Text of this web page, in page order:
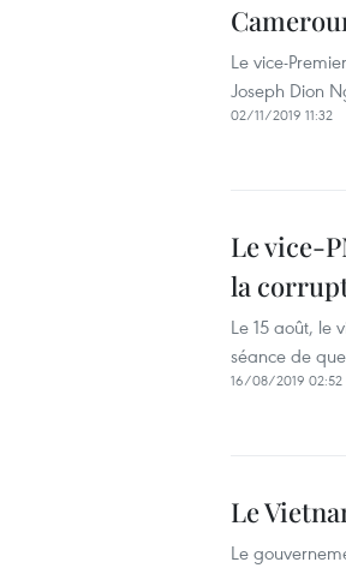
Le vice-
Joseph Dion
02/11/2019 11:32
Le vice-
la
Le 15 août, le
séance de
16/08/2019 02:52
Le
Le